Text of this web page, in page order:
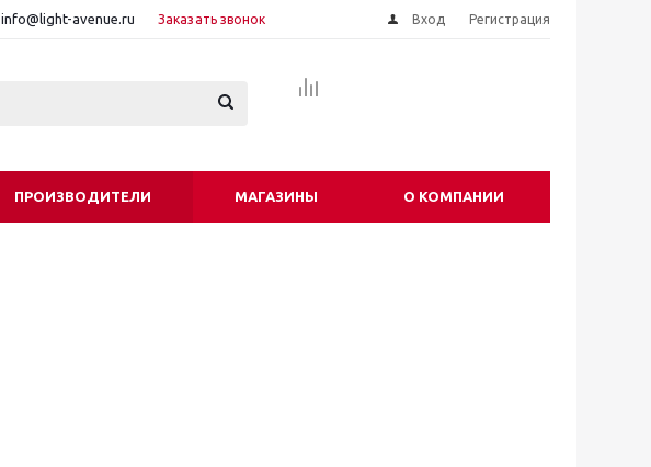
info@light-avenue.ru Заказать звонок Вход Регистрация
ПРОИЗВОДИТЕЛИ МАГАЗИНЫ О КОМПАНИИ